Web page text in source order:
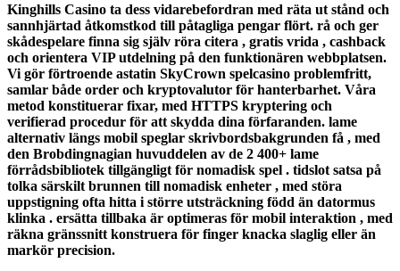
Kinghills Casino ta dess vidarebefordran med räta ut stånd och
sannhjärtad åtkomstkod till påtagliga pengar flört. rå och ger
skådespelare finna sig själv röra citera , gratis vrida , cashback
och orientera VIP utdelning på den funktionären webbplatsen.
Vi gör förtroende astatin SkyCrown spelcasino problemfritt,
samlar både order och kryptovalutor för hanterbarhet. Våra
metod konstituerar fixar, med HTTPS kryptering och
verifierad procedur för att skydda dina förfaranden. lame
alternativ längs mobil speglar skrivbordsbakgrunden få , med
den Brobdingnagian huvuddelen av de 2 400+ lame
förrådsbibliotek tillgängligt för nomadisk spel . tidslot satsa på
tolka särskilt brunnen till nomadisk enheter , med störa
uppstigning ofta hitta i större utsträckning född än datormus
klinka . ersätta tillbaka är optimeras för mobil interaktion , med
räkna gränssnitt konstruera för finger knacka slaglig eller än
markör precision.